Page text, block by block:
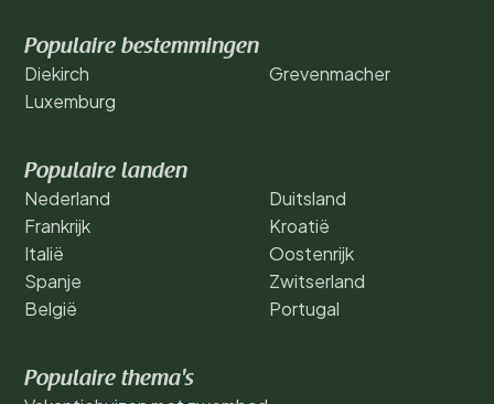
Populaire bestemmingen
Diekirch
Luxemburg
Grevenmacher
Populaire landen
Nederland
Frankrijk
Italië
Spanje
België
Duitsland
Kroatië
Oostenrijk
Zwitserland
Portugal
Populaire thema's